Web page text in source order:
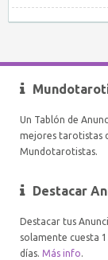
Un Tablón de
mejores tarotistas
Mundotarotistas.
Destacar
Destacar tus
solamente cuesta
días. Más info.